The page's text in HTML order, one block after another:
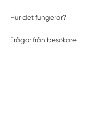
Hur det fungerar?
Frågor från besökare